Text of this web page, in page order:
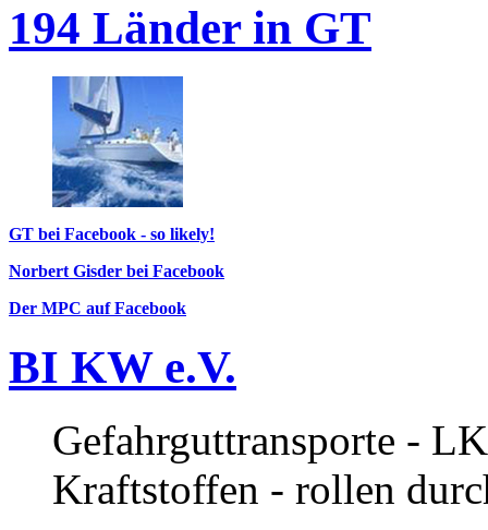
194 Länder in GT
GT bei Facebook - so likely!
Norbert Gisder bei Facebook
Der MPC auf Facebook
BI KW e.V.
Gefahrguttransporte -
Kraftstoffen - rollen